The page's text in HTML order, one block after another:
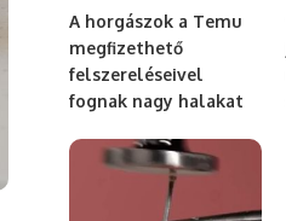
A horgászok a Temu
megfizethető
felszereléseivel
fognak nagy halakat